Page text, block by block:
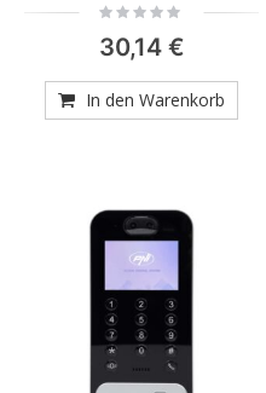
Rating:
30,14 €
In den Warenkorb